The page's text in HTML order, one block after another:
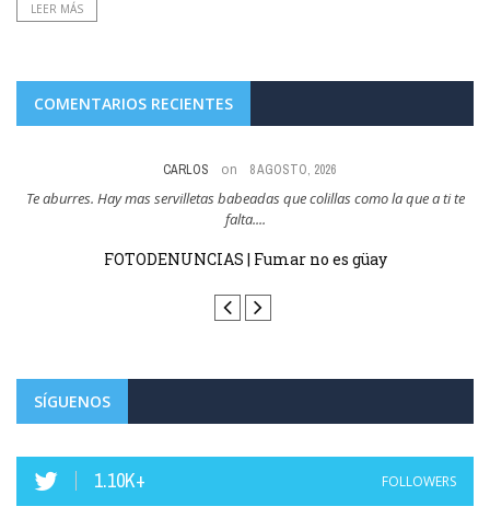
LEER MÁS
COMENTARIOS RECIENTES
CARLOS on 8 AGOSTO, 2026
Te aburres. Hay mas servilletas babeadas que colillas como la que a ti te
falta....
FOTODENUNCIAS | Fumar no es güay
SÍGUENOS
1.10K+ FOLLOWERS